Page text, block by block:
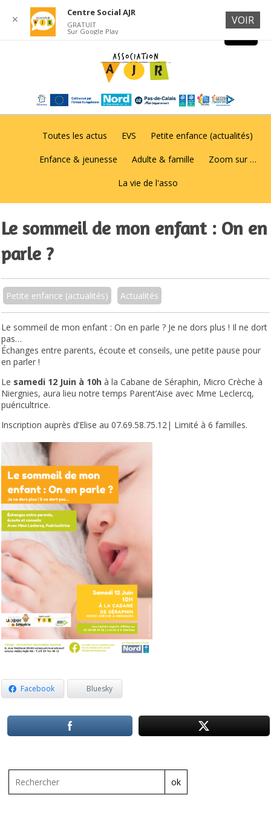
Toutes les actus EVS Petite enfance (actualités)
Enfance & jeunesse Adulte & famille Zoom sur …
La vie de l'asso
Le sommeil de mon enfant : On en
parle ?
Petite enfance (actualités) Actualités
Le sommeil de mon enfant : On en parle ? Je ne dors plus ! Il ne dort
pas…
Échanges entre parents, écoute et conseils, une petite pause pour
en parler !
Le samedi 12 Juin à 10h à la Cabane de Séraphin, Micro Crèche à
Niergnies, aura lieu notre temps Parent’Aise avec Mme Leclercq,
puéricultrice.
Inscription auprès d’Elise au 07.69.58.75.12| Limité à 6 familles.
Facebook Bluesky
ok
✕
Centre Social AJR
GRATUIT
Sur Google Play
VOIR